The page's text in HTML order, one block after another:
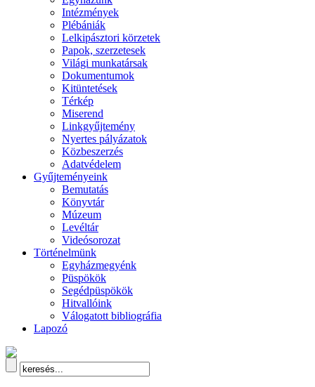
Intézmények
Plébániák
Lelkipásztori körzetek
Papok, szerzetesek
Világi munkatársak
Dokumentumok
Kitüntetések
Térkép
Miserend
Linkgyűjtemény
Nyertes pályázatok
Közbeszerzés
Adatvédelem
Gyűjteményeink
Bemutatás
Könyvtár
Múzeum
Levéltár
Videósorozat
Történelmünk
Egyházmegyénk
Püspökök
Segédpüspökök
Hitvallóink
Válogatott bibliográfia
Lapozó